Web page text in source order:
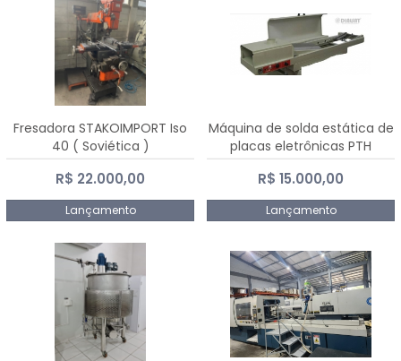
Fresadora STAKOIMPORT Iso
40 ( Soviética )
R$ 22.000,00
Lançamento
Máquina de solda estática de
placas eletrônicas PTH
DIALSAT
R$ 15.000,00
Lançamento